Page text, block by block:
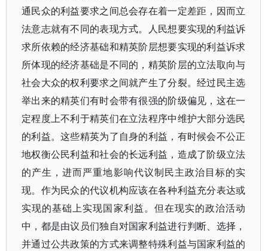
通民众的利益要求之间总会存在着一定差距，因而立
法意志就有不同的表现方式。人民想要实现的利益诉
求所依赖的经济基础和精英阶层想要实现的利益诉求
所体现的经济基础是不同的，精英阶层的立法取向与
社会大众的权利要求之间就产生了分裂。经过民主选
举出来的精英们有时会带有很强的阶级偏见，这在一
定程度上不利于精英们在立法程序中维护大部分选民
的利益。这些精英为了自身的利益，有时候会不公正
地权衡公民利益和社会的长远利益，造成了阶级立法
的产生，进而严重地影响代议制民主政治目标的实
现。作为民众的代议机构应该在各种利益充分表达或
实现的基础上实现国家利益。但在现实的政治活动
中，都是由议员们独自对国家利益进行判断、选择，
并通过公共政策的方式来调整特殊利益与国家利益的